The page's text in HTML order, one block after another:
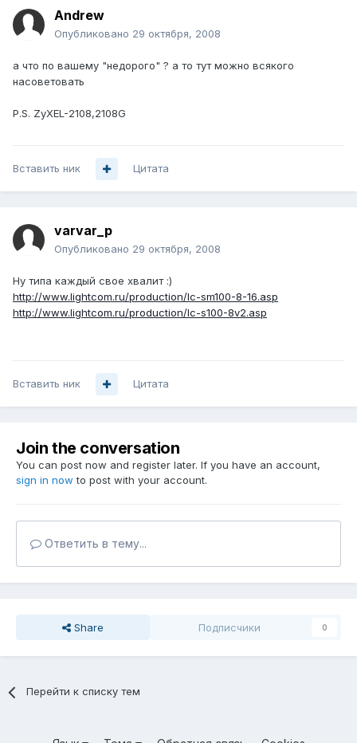
Andrеw
Опубликовано 29 октября, 2008
а что по вашему "недорого" ? а то тут можно всякого
насоветовать
P.S. ZyXEL-2108,2108G
Вставить ник Цитата
varvar_p
Опубликовано 29 октября, 2008
Ну типа каждый свое хвалит :)
http://www.lightcom.ru/production/lc-sm100-8-16.asp
http://www.lightcom.ru/production/lc-s100-8v2.asp
Вставить ник Цитата
Join the conversation
You can post now and register later. If you have an account,
sign in now to post with your account.
Ответить в тему...
Share Подписчики 0
Перейти к списку тем